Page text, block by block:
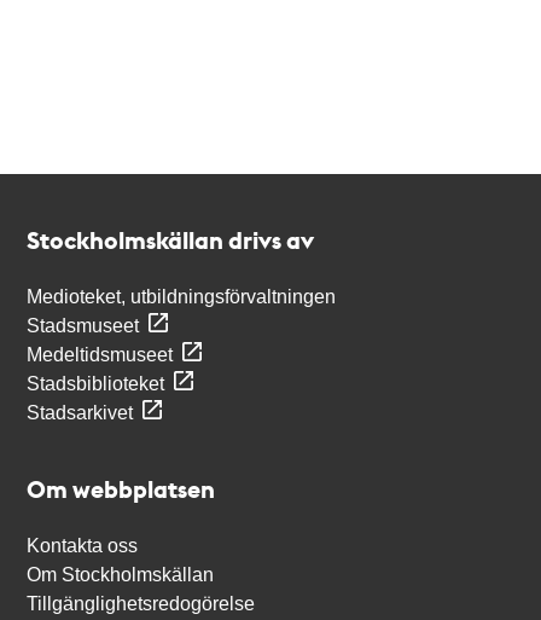
Stockholmskällan drivs av
Medioteket, utbildningsförvaltningen
Stadsmuseet
Medeltidsmuseet
Stadsbiblioteket
Stadsarkivet
Om webbplatsen
Kontakta oss
Om Stockholmskällan
Tillgänglighetsredogörelse